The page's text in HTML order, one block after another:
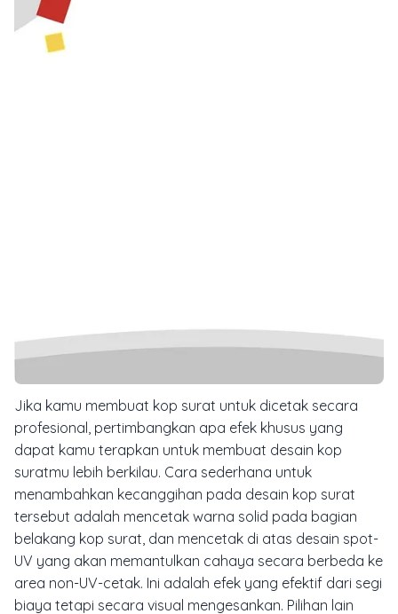
Jika kamu membuat kop surat untuk dicetak secara
profesional, pertimbangkan apa efek khusus yang
dapat kamu terapkan untuk membuat desain kop
suratmu lebih berkilau. Cara sederhana untuk
menambahkan kecanggihan pada desain kop surat
tersebut adalah mencetak warna solid pada bagian
belakang kop surat, dan mencetak di atas desain spot-
UV yang akan memantulkan cahaya secara berbeda ke
area non-UV-cetak. Ini adalah efek yang efektif dari segi
biaya tetapi secara visual mengesankan. Pilihan lain